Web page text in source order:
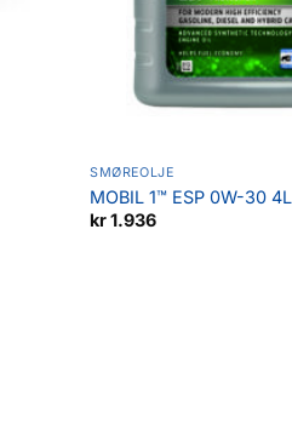
SMØREOLJE
MOBIL 1™ ESP 0W-30 4L
kr1.936